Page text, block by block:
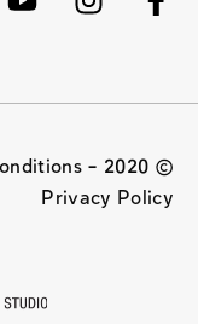
–
Privacy Policy